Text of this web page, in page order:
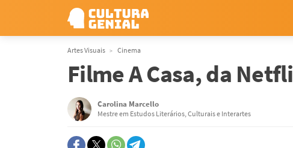
Artes Visuais Cinema
Filme A Casa, da
Carolina Marcello
Mestre em Estudos Literários, Culturais e Interartes